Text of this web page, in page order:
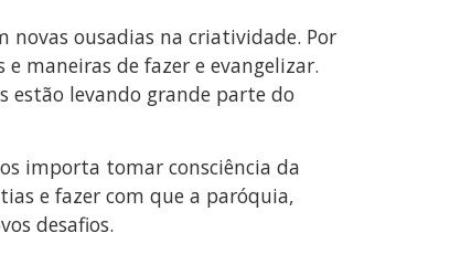
novas ousadias na criatividade. Por
maneiras de fazer e evangelizar.
estão levando grande parte do
importa tomar consciência da
e fazer com que a paróquia,
desafios.